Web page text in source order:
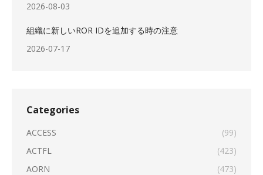
2026-08-03
組織に新しいROR IDを追加する時の注意
2026-07-17
Categories
ACCESS
(99)
ACTFL
(423)
AORN
(473)